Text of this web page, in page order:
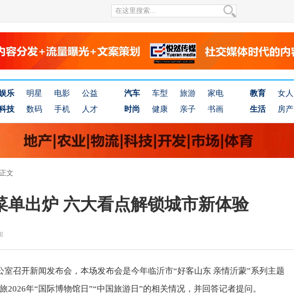
乐 明星 电影
公益
技
数码 手机 人才
汽车 车型 旅游
家电
时尚
健康 亲子 书画
教育 女人
生活
房产
文
单出炉 六大看点解锁城市新体验
召开新闻发布会，本场发布会是今年临沂市“好客山东 亲情沂蒙”系列主题
2026年“国际博物馆日”“中国旅游日”的相关情况，并回答记者提问。